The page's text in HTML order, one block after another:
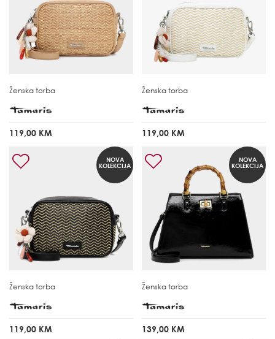
Ženska torba
119,00 KM
Ženska torba
119,00 KM
NOVA
KOLEKCIJA
Ženska torba
119,00 KM
NOVA
KOLEKCIJA
Ženska torba
139,00 KM